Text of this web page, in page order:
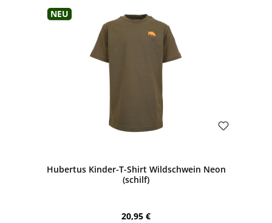
Neu
Hubertus Kinder-T-Shirt Wildschwein Neon
(schilf)
Regulärer Preis:
20,95 €